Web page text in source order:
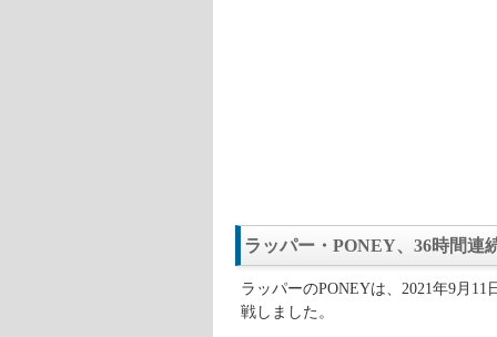
ラッパー・PONEY、36時間連
ラッパーのPONEYは、2021年9月
戦しました。